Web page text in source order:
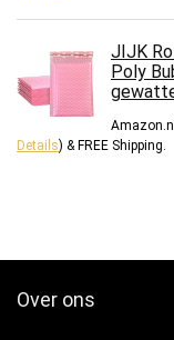
JIJK
Poly
Details) & FREE Shipping
Over ons